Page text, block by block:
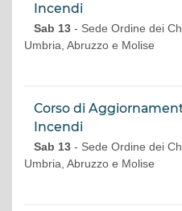
Incendi
Sab 13- Sede Ordine dei
Umbria, Abruzzo e Molise
Corso di
Incendi
Sab 13- Sede Ordine dei
Umbria, Abruzzo e Molise